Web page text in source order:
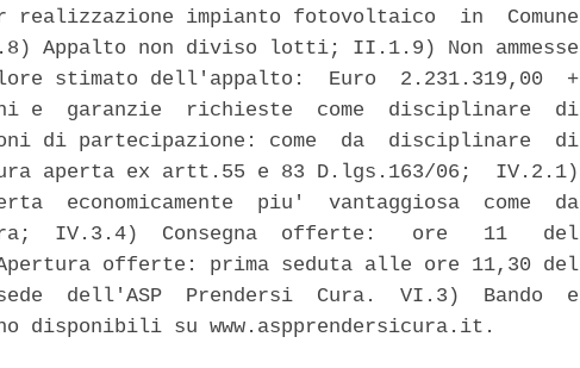
realizzazione impianto fotovoltaico  in  Comune
Appalto non diviso lotti; II.1.9) Non ammesse
stimato dell'appalto:  Euro  2.231.319,00  +
e  garanzie  richieste  come  disciplinare  di
di partecipazione: come  da  disciplinare  di
aperta ex artt.55 e 83 D.lgs.163/06;  IV.2.1)
economicamente  piu'  vantaggiosa  come  da
IV.3.4)  Consegna  offerte:   ore   11   del
offerte: prima seduta alle ore 11,30 del
dell'ASP  Prendersi  Cura.  VI.3)  Bando  e
disponibili su www.aspprendersicura.it.